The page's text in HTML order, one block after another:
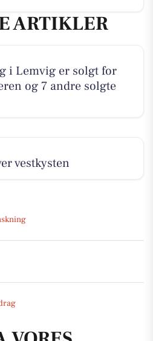
ARTIKLER
i Lemvig er solgt for
og 7 andre solgte
vestkysten